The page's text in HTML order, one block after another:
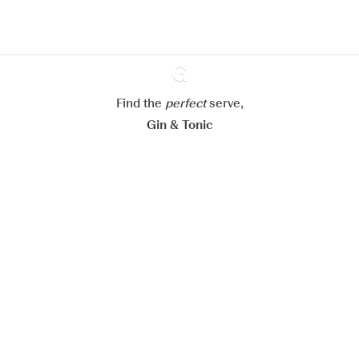
Ginventory
Find the perfectserve,
Gin & Tonic
Paramétrer mes cookies
Refuser tout Accepter tout